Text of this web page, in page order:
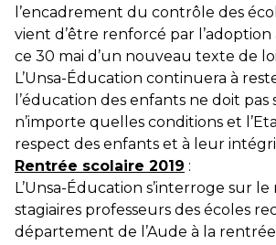
l’encadrement du contrôle des
vient d’être renforcé par
ce 30 mai d’un nouveau texte de
L’Unsa-Éducation continuera à
l’éducation des enfants ne doit pas
n’importe quelles conditions et
respect des enfants et à leur
Rentrée scolaire 2019 :
L’Unsa-Éducation s’interroge sur
stagiaires professeurs des écoles
département de l’Aude à la rentrée